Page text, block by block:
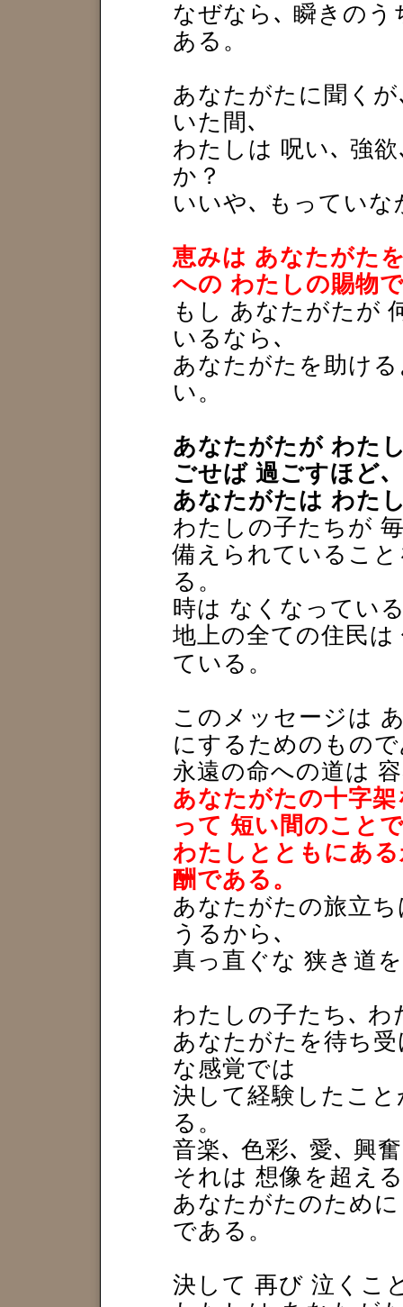
なぜなら､ 瞬きの
ある。
あなたがたに聞く
いた間､
わたしは 呪い､ 強
か？
いいや､ もっていな
恵みは あなたがた
への わたしの賜物
もし あなたがたが
いるなら､
あなたがたを助け
い。
あなたがたが わた
ごせば 過ごすほど､
あなたがたは わた
わたしの子たちが
備えられているこ
る。
時は なくなってい
地上の全ての住民
ている。
このメッセージは
にするためのもの
永遠の命への道は
あなたがたの十字
って 短い間のこと
わたしとともにあ
酬である。
あなたがたの旅立
うるから､
真っ直ぐな 狭き道
わたしの子たち､ わ
あなたがたを待ち
な感覚では
決して経験したこ
る。
音楽､ 色彩､ 愛､ 興
それは 想像を超え
あなたがたのため
である。
決して 再び 泣くこ